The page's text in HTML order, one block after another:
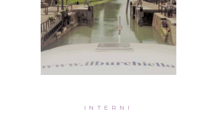
INTERNI